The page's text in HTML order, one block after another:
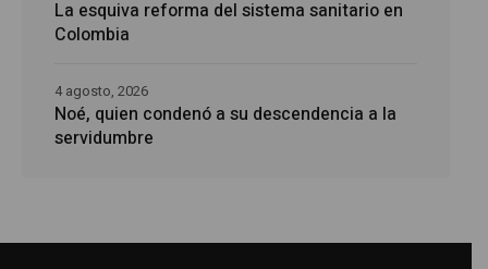
La esquiva reforma del sistema sanitario en
Colombia
Noé, quien condenó a su descendencia a la
servidumbre
4 agosto, 2026